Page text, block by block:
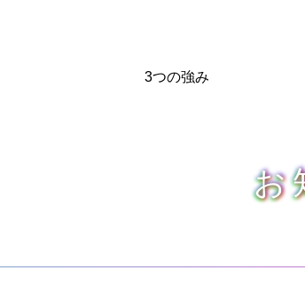
3つの強み
お